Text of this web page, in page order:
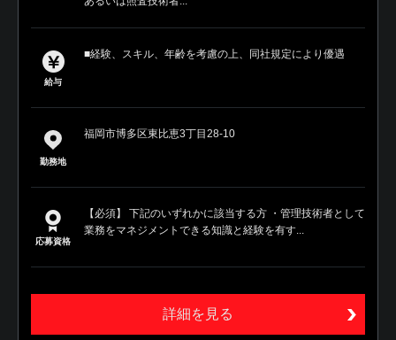
給与
■経験、スキル、年齢を考慮の上、同社規定により優遇
勤務地
福岡市博多区東比恵3丁目28-10
応募資格
【必須】 下記のいずれかに該当する方 ・管理技術者として
業務をマネジメントできる知識と経験を有す...
詳細を見る